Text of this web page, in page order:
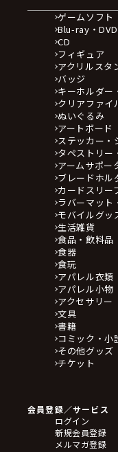
ゲームソフト
Blu-ray・DVD
CD
フィギュア
アクリルスタ
バッジ
キーホルダー
クリアファイ
ぬいぐるみ
アートボード
ステッカー・
タペストリー
アームサポー
ブレードホル
カードスリー
ラバーマット
モバイルグッ
生活雑貨
食品・飲料品
食器
食玩
アパレル衣類
アパレル小物
アクセサリー
文具
書籍
コミック・小
その他グッズ
チケット
会員登録／サービス
ログイン
新規会員登録
メルマガ登録